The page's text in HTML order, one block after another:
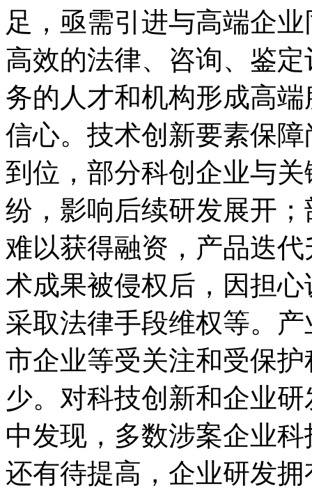
足，亟需引进与高端企
高效的法律、咨询、鉴
务的人才和机构形成高
信心。技术创新要素保
到位，部分科创企业与
纷，影响后续研发展开
难以获得融资，产品迭
术成果被侵权后，因担
采取法律手段维权等。
市企业等受关注和受保
少。对科技创新和企业
中发现，多数涉案企业
还有待提高，企业研发